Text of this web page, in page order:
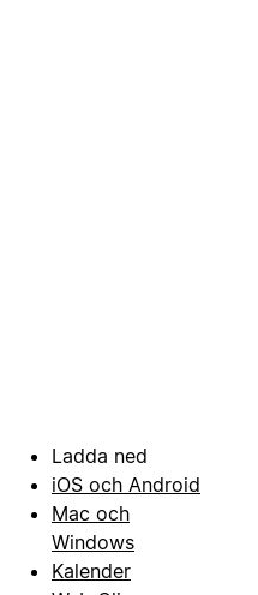
Ladda ned
iOS och Android
Mac och
Windows
Kalender